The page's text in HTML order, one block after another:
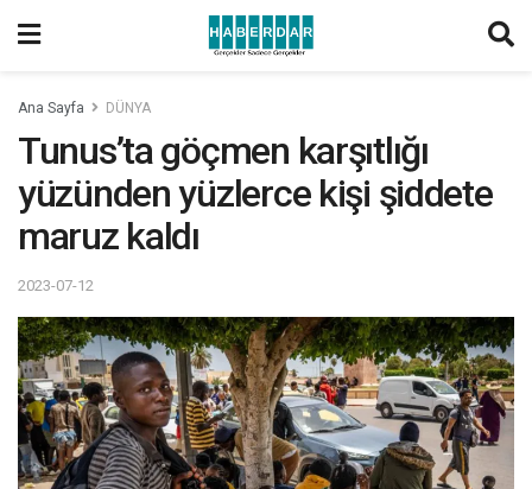
Ana Sayfa DÜNYA
Tunus’ta göçmen karşıtlığı
yüzünden yüzlerce kişi şiddete
maruz kaldı
2023-07-12